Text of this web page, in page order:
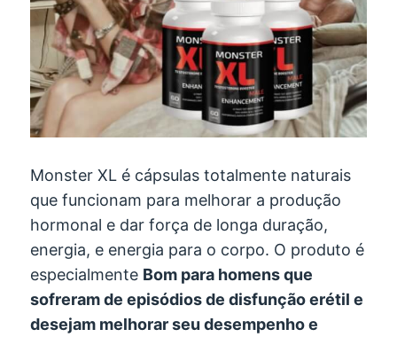
Monster XL é cápsulas totalmente naturais
que funcionam para melhorar a produção
hormonal e dar força de longa duração,
energia, e energia para o corpo. O produto é
especialmente Bom para homens que
sofreram de episódios de disfunção erétil e
desejam melhorar seu desempenho e